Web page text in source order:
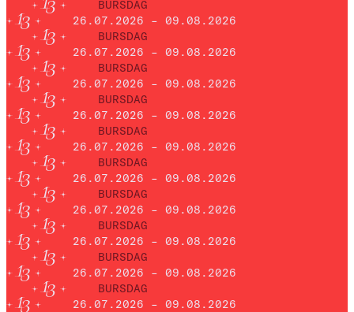
BURSDAG
26.07.2026 – 09.08.2026
BURSDAG
26.07.2026 – 09.08.2026
BURSDAG
26.07.2026 – 09.08.2026
BURSDAG
26.07.2026 – 09.08.2026
BURSDAG
26.07.2026 – 09.08.2026
BURSDAG
26.07.2026 – 09.08.2026
BURSDAG
26.07.2026 – 09.08.2026
BURSDAG
26.07.2026 – 09.08.2026
BURSDAG
26.07.2026 – 09.08.2026
BURSDAG
26.07.2026 – 09.08.2026